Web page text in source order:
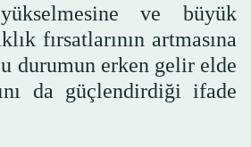
ve büyük
fırsatlarının artmasına
durumun erken gelir elde
da güçlendirdiği ifade